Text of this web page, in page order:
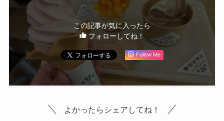
この記事が気に入ったら
フォローしてね！
Follow Me
よかったらシェアしてね！